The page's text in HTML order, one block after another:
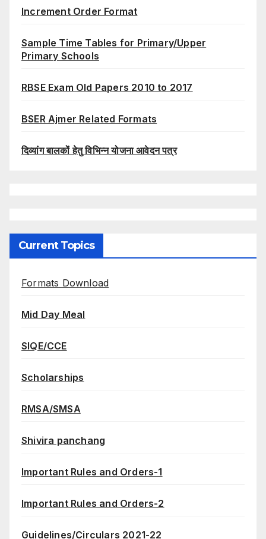
Increment Order Format
Sample Time Tables for Primary/Upper
Primary Schools
RBSE Exam Old Papers 2010 to 2017
BSER Ajmer Related Formats
दिव्यांग बालकों हेतु विभिन्न योजना आवेदन पत्र
Current Topics
Formats Download
Mid Day Meal
SIQE/CCE
Scholarships
RMSA/SMSA
Shivira panchang
Important Rules and Orders-1
Important Rules and Orders-2
Guidelines/Circulars 2021-22